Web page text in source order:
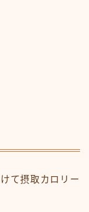
て摂取カロリー